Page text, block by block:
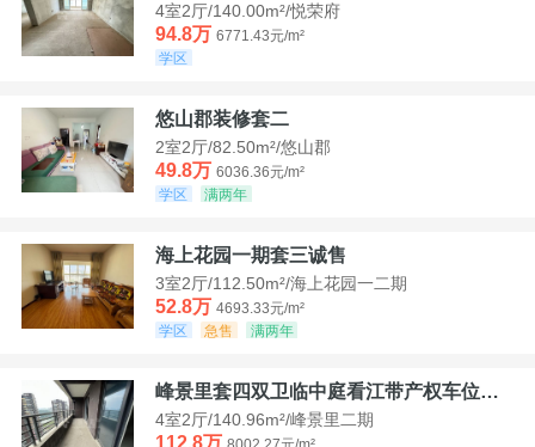
4室2厅/140.00m²/悦荣府
94.8万 6771.43元/m²
学区
悠山郡装修套二
2室2厅/82.50m²/悠山郡
49.8万 6036.36元/m²
学区
满两年
海上花园一期套三诚售
3室2厅/112.50m²/海上花园一二期
52.8万 4693.33元/m²
学区
急售 满两年
峰景里套四双卫临中庭看江带产权车位诚售
4室2厅/140.96m²/峰景里二期